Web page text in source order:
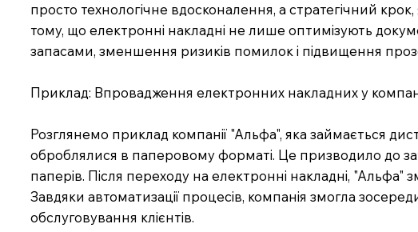
просто технологічне вдосконалення, а стратегічний
тому, що електронні накладні не лише оптимізують
запасами, зменшення ризиків помилок і підвищення
Приклад: Впровадження електронних накладних у
Розглянемо приклад компанії "Альфа", яка займається
оброблялися в паперовому форматі. Це призводило до
паперів. Після переходу на електронні накладні,
Завдяки автоматизації процесів, компанія змогла
обслуговування клієнтів.